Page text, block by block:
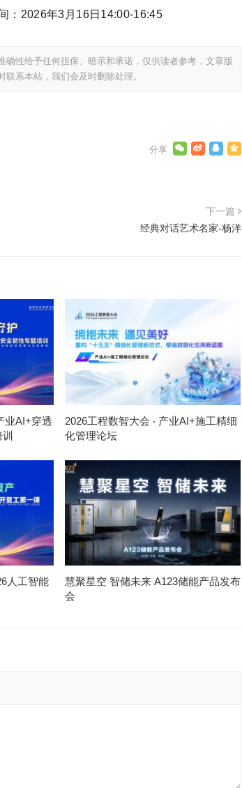
：2026年3月16日14:00-16:45
性给予任何担保、暗示和承诺，仅供读者参考，文章版
系本站，我们会及时删除处理。
下一篇
经典对话艺术名家-杨洋
业AI+穿透
2026工程数智大会 ‧ 产业AI+施工精细
化管理论坛
人工智能
慧聚星空 智储未来 A123储能产品发布
会